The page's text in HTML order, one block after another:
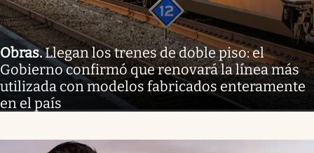
Obras.Llegan los trenes de doble piso: el
Gobierno confirmó que renovará la línea más
utilizada con modelos fabricados enteramente
en el país